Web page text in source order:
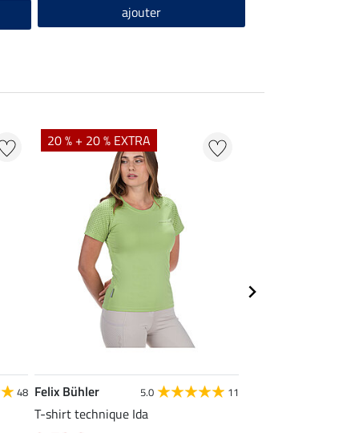
ajouter
48
20 % + 20 % EXTRA
Felix Bühler 5.0 11
T-shirt technique Ida